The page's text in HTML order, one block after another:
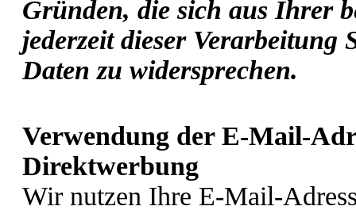
Gründen, die sich aus Ihrer
jederzeit dieser Verarbeitung
Daten zu widersprechen.
Verwendung der E-Mail-
Direktwerbung
Wir nutzen Ihre E-Mail-